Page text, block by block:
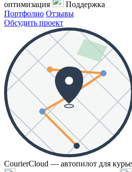
оптимизация
Поддержка
Портфолио Отзывы
Обсудить проект
CourierCloud — автопилот для